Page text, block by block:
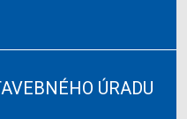
ÚRADU